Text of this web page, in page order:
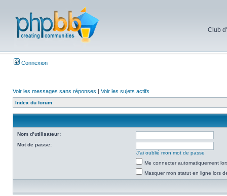
Club
Connexion
Voir les messages sans réponses | Voir les sujets actifs
Index du forum
Nom d’utilisateur:
Mot de passe:
J’ai oublié mon mot de passe
Me connecter automatiquement
Masquer mon statut en ligne lors